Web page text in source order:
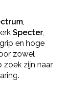
Specter
en hoge
zowel
zoek zijn naar